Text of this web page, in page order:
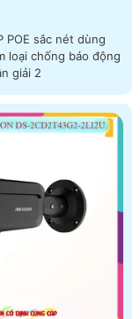
POE sắc nét dùng
loại chống báo động
phân giải 2